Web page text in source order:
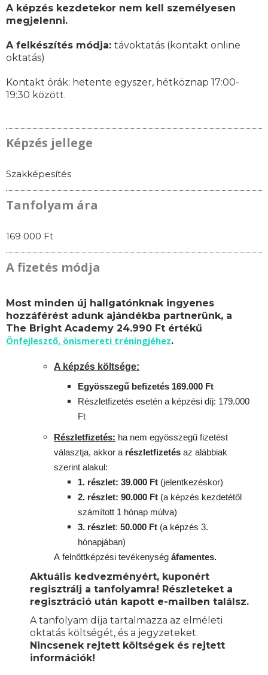
A képzés kezdetekor nem kell személyesen
megjelenni.
A felkészítés módja: távoktatás (kontakt online
oktatás)
Kontakt órák: hetente egyszer, hétköznap 17:00-
19:30 között.
Képzés jellege
Szakképesítés
Tanfolyam ára
169 000 Ft
A fizetés módja
Most minden új hallgatónknak ingyenes
hozzáférést adunk ajándékba partnerünk, a
The Bright Academy 24.990 Ft értékű
Önfejlesztő, önismereti tréningjéhez.
A képzés költsége:
Egyösszegű befizetés 169.000 Ft
Részletfizetés esetén a képzési díj: 179.000
Ft
Részletfizetés: ha nem egyösszegű fizetést
választja, akkor a részletfizetés az alábbiak
szerint alakul:
1. részlet: 39.000 Ft (jelentkezéskor)
2. részlet: 90.000 Ft (a képzés kezdetétől
számított 1 hónap múlva)
3. részlet: 50.000 Ft (a képzés 3.
hónapjában)
A felnőttképzési tevékenység áfamentes.
Aktuális kedvezményért, kuponért
regisztrálj a tanfolyamra! Részleteket a
regisztráció után kapott e-mailben találsz.
A tanfolyam díja tartalmazza az elméleti
oktatás költségét, és a jegyzeteket.
Nincsenek rejtett költségek és rejtett
információk!